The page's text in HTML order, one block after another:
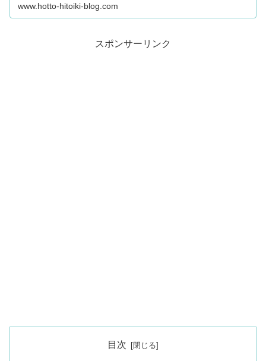
確認され、より冷静な注意が必要です。遭遇時の対処、家
護策をまとめました。
www.hotto-hitoiki-blog.com
スポンサーリンク
目次